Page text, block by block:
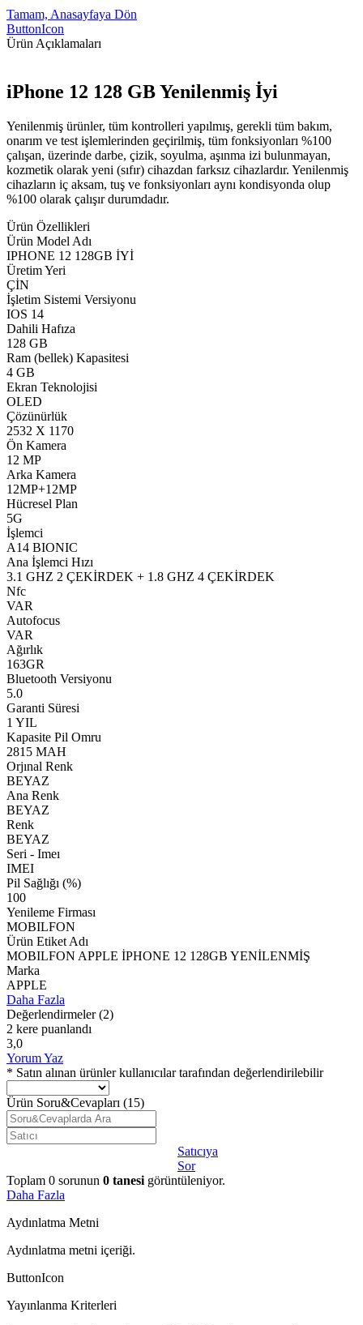
Tamam, Anasayfaya Dön
ButtonIcon
Ürün Açıklamaları
iPhone 12 128 GB Yenilenmiş İyi
Yenilenmiş ürünler, tüm kontrolleri yapılmış, gerekli tüm bakım,
onarım ve test işlemlerinden geçirilmiş, tüm fonksiyonları %100
çalışan, üzerinde darbe, çizik, soyulma, aşınma izi bulunmayan,
kozmetik olarak yeni (sıfır) cihazdan farksız cihazlardır. Yenilenmiş
cihazların iç aksam, tuş ve fonksiyonları aynı kondisyonda olup
%100 olarak çalışır durumdadır.
Ürün Özellikleri
Ürün Model Adı
IPHONE 12 128GB İYİ
Üretim Yeri
ÇİN
İşletim Sistemi Versiyonu
IOS 14
Dahili Hafıza
128 GB
Ram (bellek) Kapasitesi
4 GB
Ekran Teknolojisi
OLED
Çözünürlük
2532 X 1170
Ön Kamera
12 MP
Arka Kamera
12MP+12MP
Hücresel Plan
5G
İşlemci
A14 BIONIC
Ana İşlemci Hızı
3.1 GHZ 2 ÇEKİRDEK + 1.8 GHZ 4 ÇEKİRDEK
Nfc
VAR
Autofocus
VAR
Ağırlık
163GR
Bluetooth Versiyonu
5.0
Garanti Süresi
1 YIL
Kapasite Pil Omru
2815 MAH
Orjınal Renk
BEYAZ
Ana Renk
BEYAZ
Renk
BEYAZ
Seri - Imeı
IMEI
Pil Sağlığı (%)
100
Yenileme Firması
MOBILFON
Ürün Etiket Adı
MOBILFON APPLE İPHONE 12 128GB YENİLENMİŞ
Marka
APPLE
Daha Fazla
Değerlendirmeler (2)
2 kere puanlandı
3,0
Yorum Yaz
* Satın alınan ürünler kullanıcılar tarafından değerlendirilebilir
Ürün Soru&Cevapları (15)
Satıcıya
Sor
Toplam 0 sorunun 0 tanesi görüntüleniyor.
Daha Fazla
Aydınlatma Metni
Aydınlatma metni içeriği.
ButtonIcon
Yayınlanma Kriterleri